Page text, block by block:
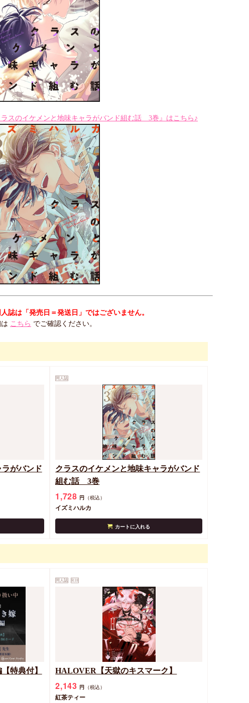
ラスのイケメンと地味キャラがバンド組む話 3巻』はこちら♪
誌は「発売日＝発送日」ではございません。
こちら でご確認ください。
がバンド
同人誌
クラスのイケメンと地味キャラがバンド
組む話 3巻
1,728 円 （税込）
イズミハルカ
カートに入れる
特典付】
同人誌 R18
HALOVER【天獄のキスマーク】
2,143 円 （税込）
紅茶ティー